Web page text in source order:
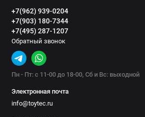
+7(962) 939-0204
+7(903) 180-7344
+7(495) 287-1207
Обратный звонок
Пн - Пт: с 11-00 до 18-00, Сб и Вс: выходной
Электронная почта
info@toytec.ru